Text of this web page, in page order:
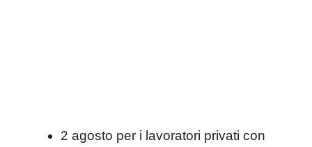
2 agosto per i lavoratori privati con